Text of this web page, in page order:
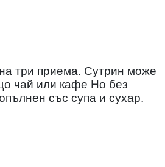
три приема. Сутрин може
чай или кафе Но без
със супа и сухар.